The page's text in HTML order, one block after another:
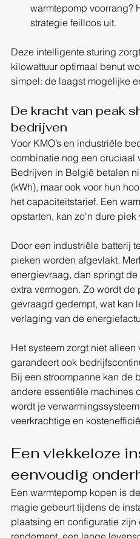
warmtepomp voorrang?
strategie feilloos uit.
Deze intelligente sturing
kilowattuur optimaal benut
simpel: de laagst mogelijke
De kracht van peak
bedrijven
Voor KMO’s en industriële
combinatie nog een cruciaal
Bedrijven in België betalen
(kWh), maar ook voor hun
het capaciteitstarief. Een
opstarten, kan zo'n dure piek
Door een industriële batterij
pieken worden afgevlakt.
energievraag, dan springt
extra vermogen. Zo wordt
gevraagd gedempt, wat kan
verlaging van de
Het systeem zorgt niet
garandeert ook
Bij een stroompanne kan de
andere essentiële machines
wordt je
veerkrachtige en
Een vlekkeloze
eenvoudig
Een warmtepomp kopen is
magie gebeurt tijdens de
plaatsing en configuratie